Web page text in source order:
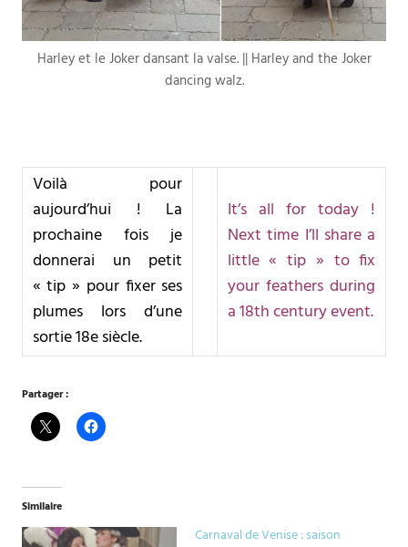
Harley et le Joker dansant la valse. || Harley and the Joker
dancing walz.
Voilà pour
aujourd’hui ! La
prochaine fois je
donnerai un petit
« tip » pour fixer ses
plumes lors d’une
sortie 18e siècle.
It’s all for today !
Next time I’ll share a
little « tip » to fix
your feathers during
a 18th century event.
Partager :
Similaire
Carnaval de Venise : saison